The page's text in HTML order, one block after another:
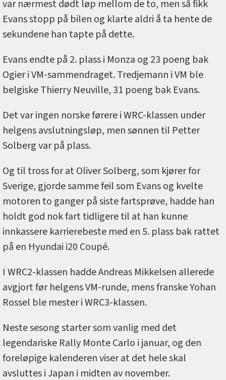
var nærmest dødt løp mellom de to, men så fikk
Evans stopp på bilen og klarte aldri å ta hente de
sekundene han tapte på dette.
Evans endte på 2. plass i Monza og 23 poeng bak
Ogier i VM-sammendraget. Tredjemann i VM ble
belgiske Thierry Neuville, 31 poeng bak Evans.
Det var ingen norske førere i WRC-klassen under
helgens avslutningsløp, men sønnen til Petter
Solberg var på plass.
Og til tross for at Oliver Solberg, som kjører for
Sverige, gjorde samme feil som Evans og kvelte
motoren to ganger på siste fartsprøve, hadde han
holdt god nok fart tidligere til at han kunne
innkassere karrierebeste med en 5. plass bak rattet
på en Hyundai i20 Coupé.
I WRC2-klassen hadde Andreas Mikkelsen allerede
avgjort før helgens VM-runde, mens franske Yohan
Rossel ble mester i WRC3-klassen.
Neste sesong starter som vanlig med det
legendariske Rally Monte Carlo i januar, og den
foreløpige kalenderen viser at det hele skal
avsluttes i Japan i midten av november.